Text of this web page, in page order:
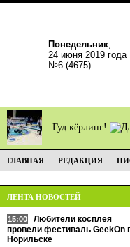
Понедельник,
24 июня 2019 года
№6 (4675)
Гуд кёрлинг!
ГЛАВНАЯ РЕДАКЦИЯ
ЛЕНТА НОВОСТЕЙ
15:00
Любители косплея
провели фестиваль GeekOn
Норильске